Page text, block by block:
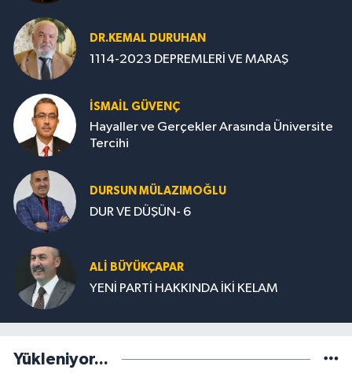
DR.KEMAL DURUHAN
1114-2023 DEPREMLERİ VE MARAŞ
İSMAİL GÜVENÇ
Hayaller ve Gerçekler Arasında Üniversite
Tercihi
DURSUN MÜLAZIMOĞLU
DUR VE DÜŞÜN- 6
ALİ BÜYÜKÇAPAR
YENİ PARTİ HAKKINDA İKİ KELAM
Yükleniyor...